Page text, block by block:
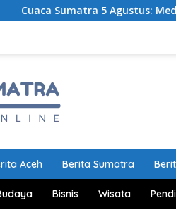
5 Agustus: Medan, Padang, dan
Aceh Berita Sumatra
Bisnis Wisata